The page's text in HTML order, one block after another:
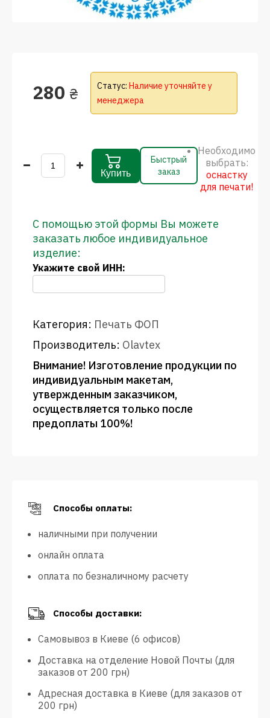
280 ₴ Статус: Наличие уточняйте у
менеджера
Купить
Быстрый
заказ
Необходимо
выбрать:
оснастку
для печати!
С помощью этой формы Вы можете
заказать любое индивидуальное
изделие:
Укажите свой ИНН:
Категория: Печать ФОП
Производитель: Olavtex
Внимание! Изготовление продукции по
индивидуальным макетам,
утвержденным заказчиком,
осуществляется только после
предоплаты 100%!
Способы оплаты:
наличными при получении
онлайн оплата
оплата по безналичному расчету
Способы доставки:
Самовывоз в Киеве (6 офисов)
Доставка на отделение Новой Почты (для
заказов от 200 грн)
Адресная доставка в Киеве (для заказов от
200 грн)